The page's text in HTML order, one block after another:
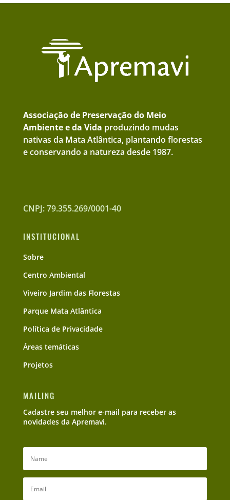
Associação de Preservação do Meio
Ambiente e da Vida produzindo mudas
nativas da Mata Atlântica, plantando florestas
e conservando a natureza desde 1987.
CNPJ: 79.355.269/0001-40
INSTITUCIONAL
Sobre
Centro Ambiental
Viveiro Jardim das Florestas
Parque Mata Atlântica
Política de Privacidade
Áreas temáticas
Projetos
MAILING
Cadastre seu melhor e-mail para receber as
novidades da Apremavi.